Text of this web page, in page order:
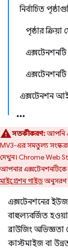
নির্বাচিত
পৃষ্ঠার
এক্সটেনশনটি
এক্সটেনশন
সতর্কীকরণ:আপনি
MV3-এর সমতুল্য
দেখুন। Chrome Web
আপনার
মাইগ্রেশন গাইডঅনুসরণ
এক্সটেনশনের
বাহুল্যবর্জিত
ব্রাউজিং
কাস্টমাইজ বা